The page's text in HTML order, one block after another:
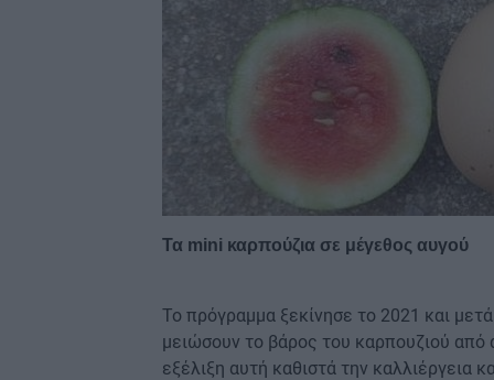
Τα mini καρπούζια σε μέγεθος αυγού
Το πρόγραμμα ξεκίνησε το 2021 και
μειώσουν το βάρος του καρπουζιού
εξέλιξη αυτή καθιστά την καλλιέργεια